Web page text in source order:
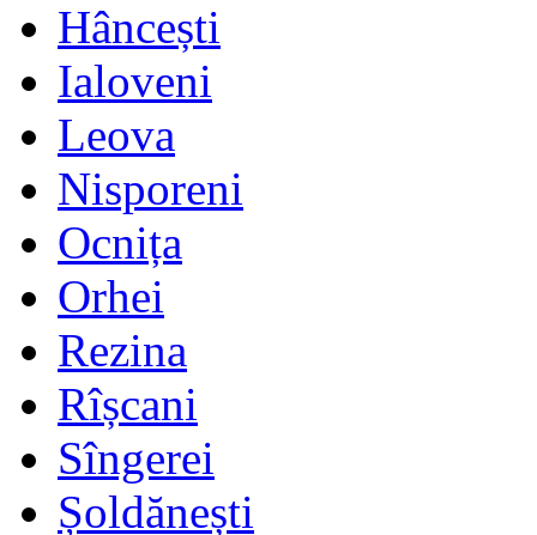
Hâncești
Ialoveni
Leova
Nisporeni
Ocnița
Orhei
Rezina
Rîșcani
Sîngerei
Șoldănești